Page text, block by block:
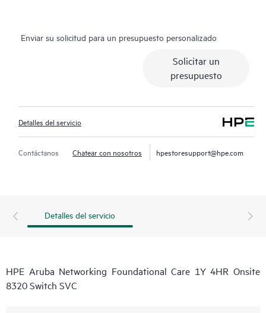
Enviar su solicitud para un presupuesto personalizado
Solicitar un
presupuesto
Detalles del servicio
Contáctanos Chatear con nosotros hpestoresupport@hpe.com
Detalles del servicio
HPE Aruba Networking Foundational Care 1Y 4HR Onsite
8320 Switch SVC